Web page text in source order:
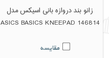
زانو بند دروازه بانی اسیکس مدل
ASICS BASICS KNEEPAD 146814
مقایسه